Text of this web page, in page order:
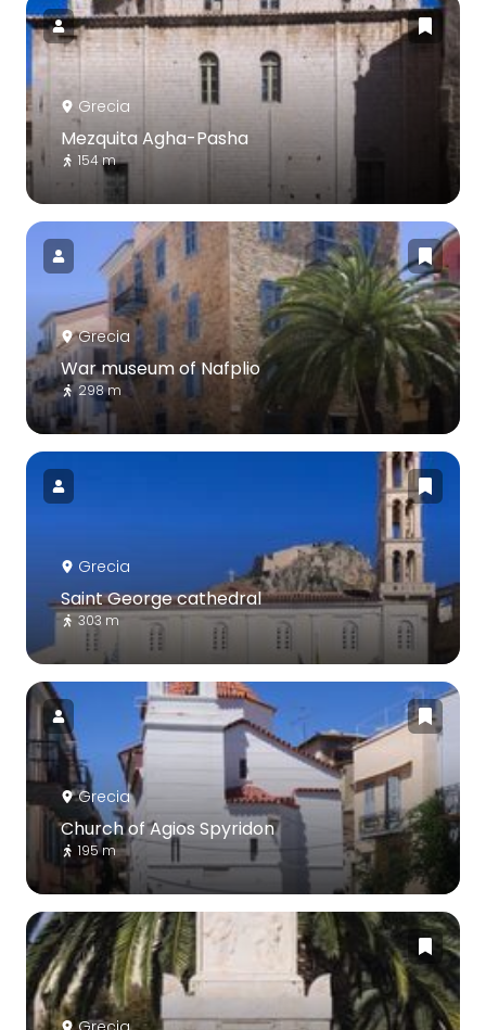
Grecia
Mezquita Agha-Pasha
154 m
Grecia
War museum of Nafplio
298 m
Grecia
Saint George cathedral
303 m
Grecia
Church of Agios Spyridon
195 m